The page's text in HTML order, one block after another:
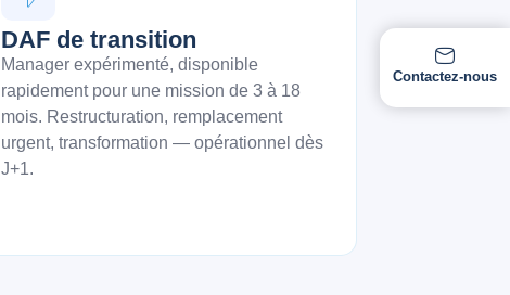
DAF de transition
Manager expérimenté, disponible
rapidement pour une mission de 3 à 18
mois. Restructuration, remplacement
urgent, transformation — opérationnel dès
J+1.
Contactez-nous